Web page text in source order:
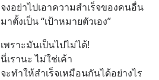
จงอย่าไปเอาความสำเร็จของคนอื่น
มาตั้งเป็น “เป้าหมายตัวเอง”
เพราะมันเป็นไปไม่ได้!
นี่เรานะ ไม่ใช่เค้า
จะทำให้สำเร็จเหมือนกันได้อย่างไร